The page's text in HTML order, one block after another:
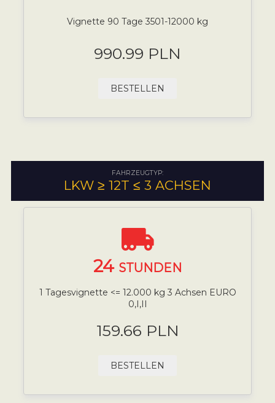
Vignette 90 Tage 3501-12000 kg
990.99 PLN
BESTELLEN
FAHRZEUGTYP:
LKW ≥ 12T ≤ 3 ACHSEN
24 STUNDEN
1 Tagesvignette <= 12.000 kg 3 Achsen EURO
0,I,II
159.66 PLN
BESTELLEN